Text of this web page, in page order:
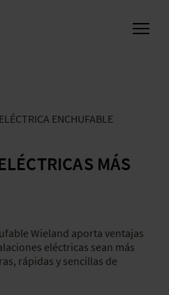
ENCHUFABLE
MÁS
Wieland aporta ventajas
eléctricas sean más
rápidas y sencillas de